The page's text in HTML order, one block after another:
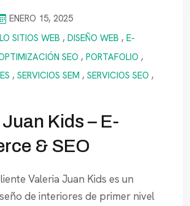
ENERO 15, 2025
SITIOS WEB , DISEÑO WEB , E-
SEO , PORTAFOLIO ,
, SERVICIOS SEM , SERVICIOS SEO ,
Kids – E-
& SEO
Valeria Juan Kids es un
de interiores de primer nivel